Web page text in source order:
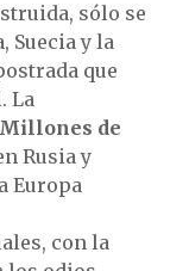
sólo se
Suecia y la
que
La
Millones de
Rusia y
Europa
con la